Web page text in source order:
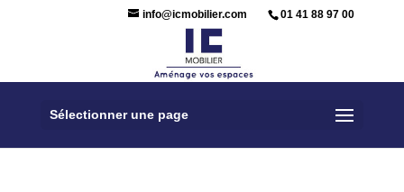
info@icmobilier.com 01 41 88 97 00
Sélectionner une page